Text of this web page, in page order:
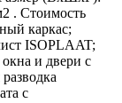
. Стоимость
каркас;
ISOPLAAT;
и двери с
с